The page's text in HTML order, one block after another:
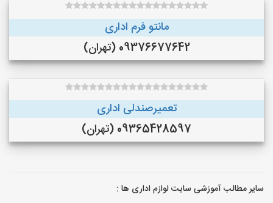
مانتو فرم اداری
09376677642 (تهران)
تعمیرصندلی اداری
09365428597 (تهران)
سایر مطالب آموزشی سایت لوازم اداری ها :